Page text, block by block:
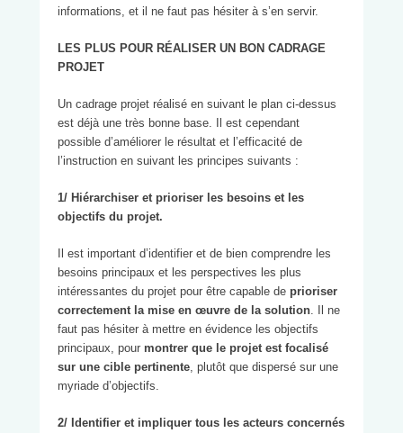
informations, et il ne faut pas hésiter à s’en servir.
LES PLUS POUR RÉALISER UN BON CADRAGE
PROJET
Un cadrage projet réalisé en suivant le plan ci-dessus
est déjà une très bonne base. Il est cependant
possible d’améliorer le résultat et l’efficacité de
l’instruction en suivant les principes suivants :
1/ Hiérarchiser et prioriser les besoins et les
objectifs du projet.
Il est important d’identifier et de bien comprendre les
besoins principaux et les perspectives les plus
intéressantes du projet pour être capable de prioriser
correctement la mise en œuvre de la solution. Il ne
faut pas hésiter à mettre en évidence les objectifs
principaux, pour montrer que le projet est focalisé
sur une cible pertinente, plutôt que dispersé sur une
myriade d’objectifs.
2/ Identifier et impliquer tous les acteurs concernés